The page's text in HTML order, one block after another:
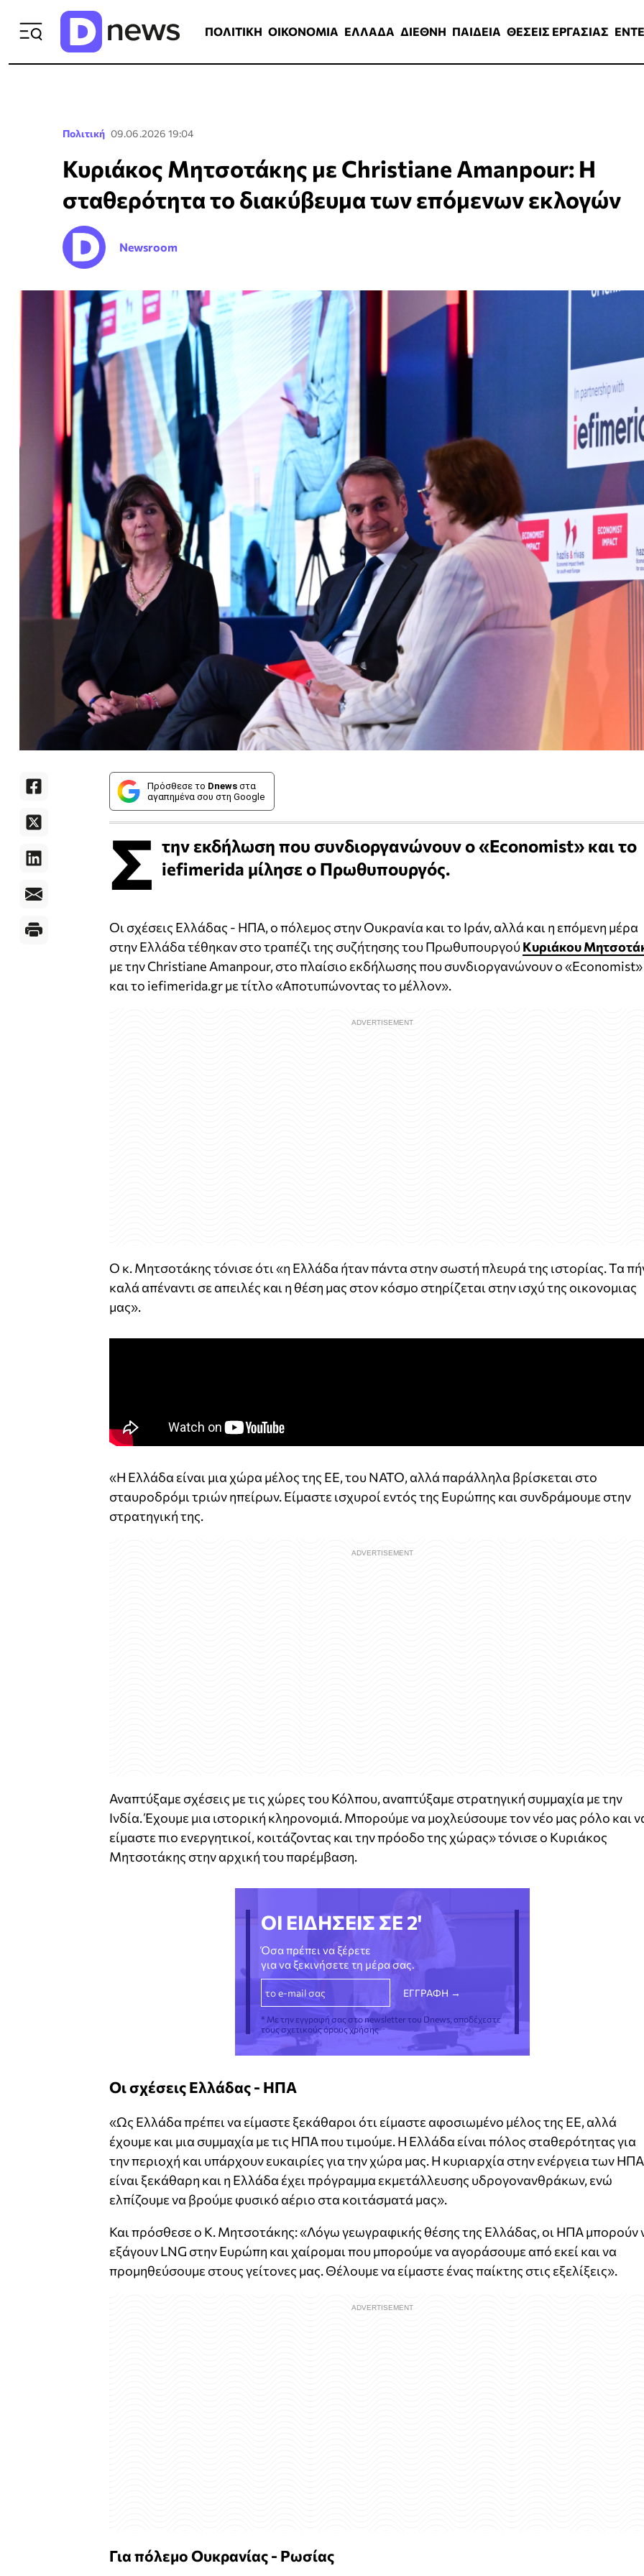
ΠΟΛΙΤΙΚΗ ΟΙΚΟΝΟΜΙΑ ΕΛΛΑΔΑ ΔΙΕΘΝΗ ΠΑΙΔΕΙΑ ΘΕΣΕΙΣ ΕΡΓΑΣΙΑΣ
Πολιτική 09.06.2026 19:04
Κυριάκος Μητσοτάκης με Christiane Amanpour: Η
σταθερότητα το διακύβευμα των επόμενων εκλογών
Newsroom
Πρόσθεσε το Dnews στα
αγαπημένα σου στη Google
Σ την εκδήλωση που συνδιοργανώνουν o «Economist» και το
iefimerida μίλησε ο Πρωθυπουργός.
Οι σχέσεις Ελλάδας - ΗΠΑ, ο πόλεμος στην Ουκρανία και το Ιράν, αλλά και η επόμενη μέρα
στην Ελλάδα τέθηκαν στο τραπέζι της συζήτησης του ΠρωθυπουργούΚυριάκου
με την Christiane Amanpour, στο πλαίσιο εκδήλωσης που συνδιοργανώνουν o «Economist»
και το iefimerida.gr με τίτλο «Αποτυπώνοντας το μέλλον».
Ο κ. Μητσοτάκης τόνισε ότι «η Ελλάδα ήταν πάντα στην σωστή πλευρά της ιστορίας. Τα
καλά απέναντι σε απειλές και η θέση μας στον κόσμο στηρίζεται στην ισχύ της οικονομιας
μας».
«Η Ελλάδα είναι μια χώρα μέλος της ΕΕ, του ΝΑΤΟ, αλλά παράλληλα βρίσκεται στο
σταυροδρόμι τριών ηπείρων. Είμαστε ισχυροί εντός της Ευρώπης και συνδράμουμε στην
στρατηγική της.
Αναπτύξαμε σχέσεις με τις χώρες του Κόλπου, αναπτύξαμε στρατηγική συμμαχία με την
Ινδία. Έχουμε μια ιστορική κληρονομιά. Μπορούμε να μοχλεύσουμε τον νέο μας ρόλο και
είμαστε πιο ενεργητικοί, κοιτάζοντας και την πρόοδο της χώρας» τόνισε ο Κυριάκος
Μητσοτάκης στην αρχική του παρέμβαση.
ΟΙ ΕΙΔΗΣΕΙΣ ΣΕ 2'
Όσα πρέπει να ξέρετε
για να ξεκινήσετε τη μέρα σας.
* Με την εγγραφή σας στο newsletter του Dnews, αποδέχεστε
τους σχετικούς όρους χρήσης
Οι σχέσεις Ελλάδας - ΗΠΑ
«Ως Ελλάδα πρέπει να είμαστε ξεκάθαροι ότι είμαστε αφοσιωμένο μέλος της ΕΕ, αλλά
έχουμε και μια συμμαχία με τις ΗΠΑ που τιμούμε. Η Ελλάδα είναι πόλος σταθερότητας για
την περιοχή και υπάρχουν ευκαιρίες για την χώρα μας. Η κυριαρχία στην ενέργεια των ΗΠΑ
είναι ξεκάθαρη και η Ελλάδα έχει πρόγραμμα εκμετάλλευσης υδρογονανθράκων, ενώ
ελπίζουμε να βρούμε φυσικό αέριο στα κοιτάσματά μας».
Και πρόσθεσε ο Κ. Μητσοτάκης: «Λόγω γεωγραφικής θέσης της Ελλάδας, οι ΗΠΑ μπορούν
εξάγουν LNG στην Ευρώπη και χαίρομαι που μπορούμε να αγοράσουμε από εκεί και να
προμηθεύσουμε στους γείτονες μας. Θέλουμε να είμαστε ένας παίκτης στις εξελίξεις».
Για πόλεμο Ουκρανίας - Ρωσίας